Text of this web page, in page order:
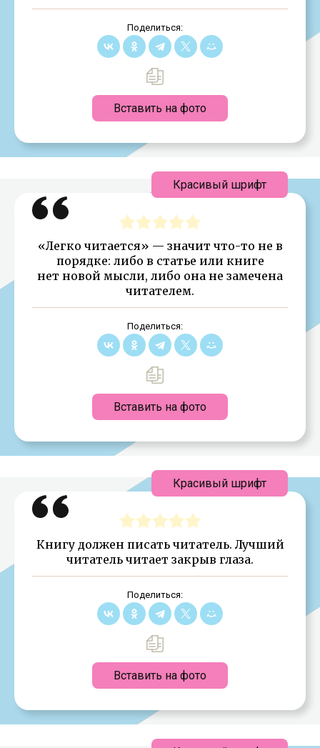
Поделиться:
Вставить на фото
«Легко читается» — значит что-то не в
порядке: либо в статье или книге
нет новой мысли, либо она не замечена
читателем.
Поделиться:
Вставить на фото
Красивый шрифт
Книгу должен писать читатель. Лучший
читатель читает закрыв глаза.
Поделиться:
Вставить на фото
Красивый шрифт